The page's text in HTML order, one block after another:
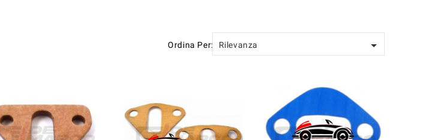
Ordina Per: Rilevanza 